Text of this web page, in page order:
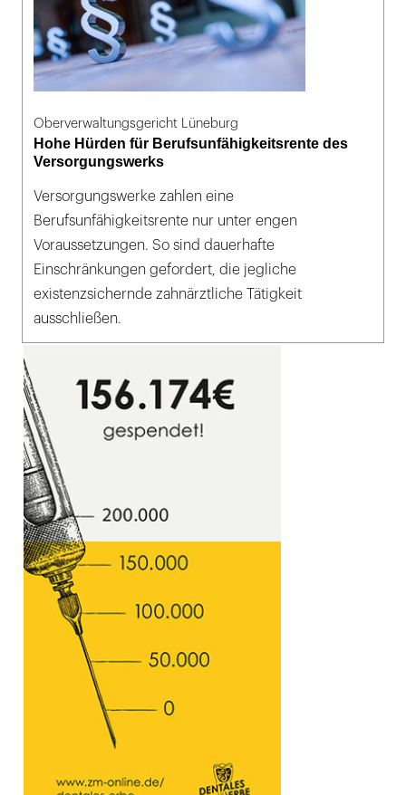
Oberverwaltungsgericht Lüneburg
Hohe Hürden für Berufsunfähigkeitsrente des
Versorgungswerks
Versorgungswerke zahlen eine
Berufsunfähigkeitsrente nur unter engen
Voraussetzungen. So sind dauerhafte
Einschränkungen gefordert, die jegliche
existenzsichernde zahnärztliche Tätigkeit
ausschließen.